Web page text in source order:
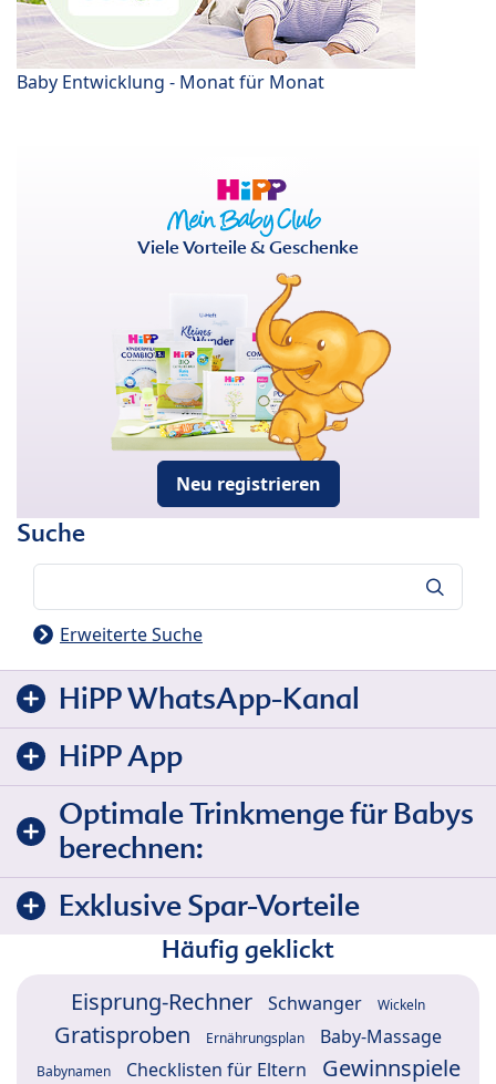
Baby Entwicklung - Monat für Monat
Viele Vorteile & Geschenke
Neu registrieren
Suche
Erweiterte Suche
HiPP WhatsApp-Kanal
HiPP App
Optimale Trinkmenge für Babys
berechnen:
Exklusive Spar-Vorteile
Häufig geklickt
Eisprung-Rechner Schwanger Wickeln
Gratisproben Ernährungsplan Baby-Massage
Babynamen Checklisten für Eltern
Gewinnspiele